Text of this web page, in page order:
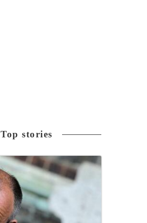
Top stories